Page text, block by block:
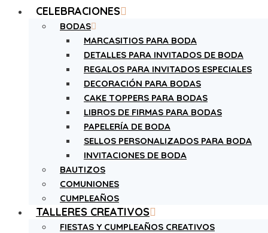
CELEBRACIONES
BODAS
MARCASITIOS PARA BODA
DETALLES PARA INVITADOS DE BODA
REGALOS PARA INVITADOS ESPECIALES
DECORACIÓN PARA BODAS
CAKE TOPPERS PARA BODAS
LIBROS DE FIRMAS PARA BODAS
PAPELERÍA DE BODA
SELLOS PERSONALIZADOS PARA BODA
INVITACIONES DE BODA
BAUTIZOS
COMUNIONES
CUMPLEAÑOS
TALLERES CREATIVOS
FIESTAS Y CUMPLEAÑOS CREATIVOS